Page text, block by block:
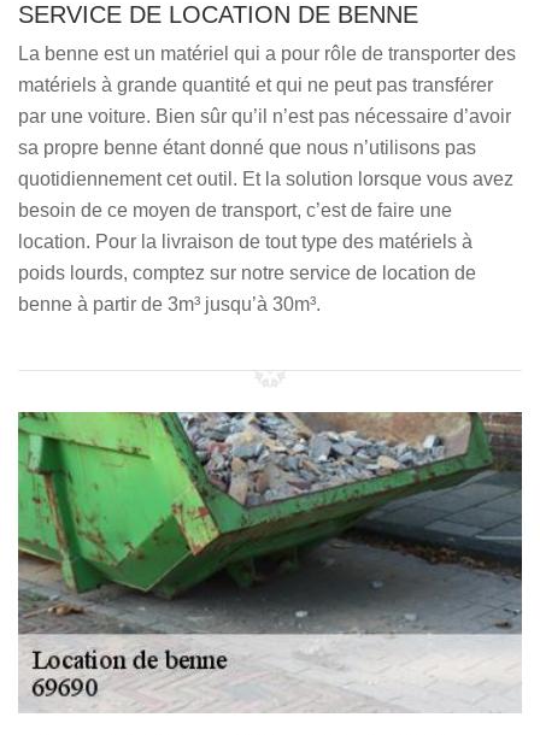
SERVICE DE LOCATION DE BENNE
La benne est un matériel qui a pour rôle de transporter des
matériels à grande quantité et qui ne peut pas transférer
par une voiture. Bien sûr qu’il n’est pas nécessaire d’avoir
sa propre benne étant donné que nous n’utilisons pas
quotidiennement cet outil. Et la solution lorsque vous avez
besoin de ce moyen de transport, c’est de faire une
location. Pour la livraison de tout type des matériels à
poids lourds, comptez sur notre service de location de
benne à partir de 3m³ jusqu’à 30m³.